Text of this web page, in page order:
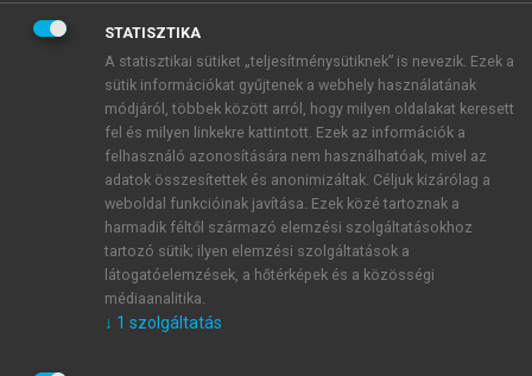
BELÉPÉS SAJÁT FIÓKKAL
ÚJ FIÓK LÉTREHOZÁSA
1 óra díjmentes hozzáférés
E-MAIL-CÍM
STATISZTIKA
A statisztikai sütiket „teljesítménysütiknek” is nevezik. Ezek a
sütik információkat gyűjtenek a webhely használatának
módjáról, többek között arról, hogy milyen oldalakat keresett
fel és milyen linkekre kattintott. Ezek az információk a
felhasználó azonosítására nem használhatóak, mivel az
adatok összesítettek és anonimizáltak. Céljuk kizárólag a
weboldal funkcióinak javítása. Ezek közé tartoznak a
harmadik féltől származó elemzési szolgáltatásokhoz
tartozó sütik; ilyen elemzési szolgáltatások a
látogatóelemzések, a hőtérképek és a közösségi
médiaanalitika.
↓ 1 szolgáltatás